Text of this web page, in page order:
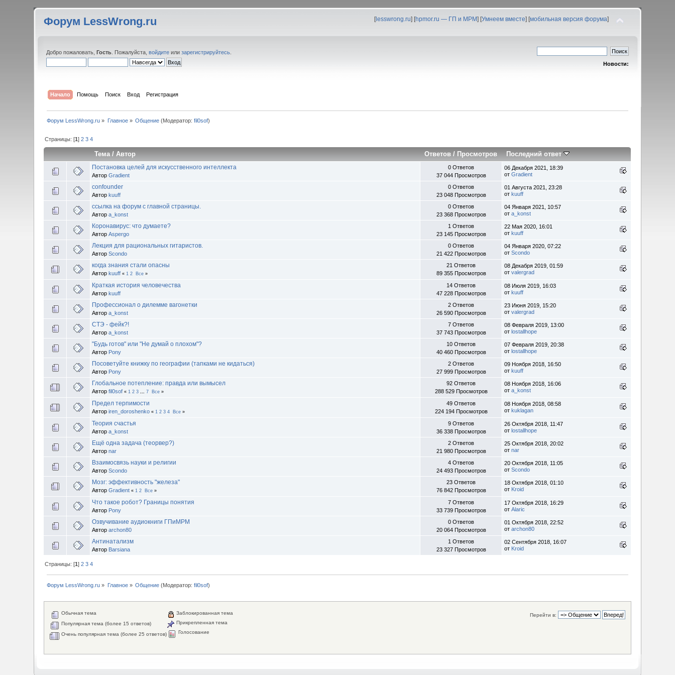
Форум LessWrong.ru [lesswrong.ru] [hpmor.ru — ГП и МРМ] [Умнеем вместе] [мобильная версия форума]
Добро пожаловать,Гость . Пожалуйста,войдите илизарегистрируйтесь
Новости:
Начало Помощь Поиск Вход Регистрация
Форум LessWrong.ru » Главное» Общение (Модератор:fil0sof)
Страницы: [1]2 3 4
Тема /Автор Ответов /Просмотров Последний ответ
Постановка целей для искусственного интеллекта
АвторGradient
0 Ответов
37 044 Просмотров
06 Декабря 2021, 18:39
отGradient
confounder
Авторkuuff
0 Ответов
23 048 Просмотров
01 Августа 2021, 23:28
отkuuff
ссылка на форум с главной страницы.
Авторa_konst
0 Ответов
23 368 Просмотров
04 Января 2021, 10:57
отa_konst
Коронавирус: что думаете?
АвторAspergo
1 Ответов
23 145 Просмотров
22 Мая 2020, 16:01
отkuuff
Лекция для рациональных гитаристов.
АвторScondo
0 Ответов
21 422 Просмотров
04 Января 2020, 07:22
отScondo
когда знания стали опасны
Авторkuuff « 1 2 Все »
21 Ответов
89 355 Просмотров
08 Декабря 2019, 01:59
отvalergrad
Краткая история человечества
Авторkuuff
14 Ответов
47 228 Просмотров
08 Июля 2019, 16:03
отkuuff
Профессионал о дилемме вагонетки
Авторa_konst
2 Ответов
26 590 Просмотров
23 Июня 2019, 15:20
отvalergrad
СТЭ - фейк?!
Авторa_konst
7 Ответов
37 743 Просмотров
08 Февраля 2019, 13:00
отlostallhope
"Будь готов" или "Не думай о плохом"?
Автор Pony
10 Ответов
40 460 Просмотров
07 Февраля 2019, 20:38
отlostallhope
Посоветуйте книжку по географии (тапками не кидаться)
Автор Pony
2 Ответов
27 999 Просмотров
09 Ноября 2018, 16:50
отkuuff
Глобальное потепление: правда или вымысел
Авторfil0sof « 1 2 3 ...7 Все »
92 Ответов
288 529 Просмотров
08 Ноября 2018, 16:06
отa_konst
Предел терпимости
Авторiren_doroshenko « 1 2 3 4 Все »
49 Ответов
224 194 Просмотров
08 Ноября 2018, 08:58
отkuklagan
Теория счастья
Авторa_konst
9 Ответов
36 338 Просмотров
26 Октября 2018, 11:47
отlostallhope
Ещё одна задача (теорвер?)
Авторnar
2 Ответов
21 980 Просмотров
25 Октября 2018, 20:02
отnar
Взаимосвязь науки и религии
АвторScondo
4 Ответов
24 493 Просмотров
20 Октября 2018, 11:05
отScondo
Мозг: эффективность "железа"
АвторGradient « 1 2 Все »
23 Ответов
76 842 Просмотров
18 Октября 2018, 01:10
от Kroid
Что такое робот? Границы понятия
Автор Pony
7 Ответов
33 739 Просмотров
17 Октября 2018, 16:29
отAlaric
Озвучивание аудиокниги ГПиМРМ
Авторarchon80
0 Ответов
20 064 Просмотров
01 Октября 2018, 22:52
отarchon80
Антинатализм
Автор Barsiana
1 Ответов
23 327 Просмотров
02 Сентября 2018, 16:07
от Kroid
Страницы: [1]2 3 4
Форум LessWrong.ru » Главное» Общение (Модератор:fil0sof)
Перейти в:
Обычная тема
Популярная тема (более 15 ответов)
Очень популярная тема (более 25 ответов)
Заблокированная тема
Прикрепленная тема
Голосование